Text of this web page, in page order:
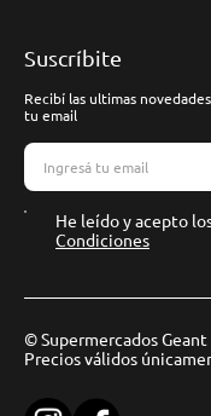
Suscríbite
Recibí las ultimas
tu email
He leído y acepto
Condiciones
© Supermercados
Precios válidos